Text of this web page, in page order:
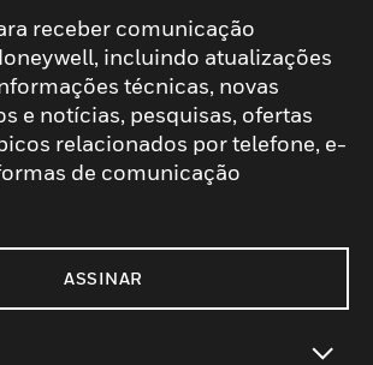
receber comunicação
incluindo atualizações
técnicas, novas
e notícias, pesquisas, ofertas
relacionados por telefone, e-
de comunicação
ASSINAR